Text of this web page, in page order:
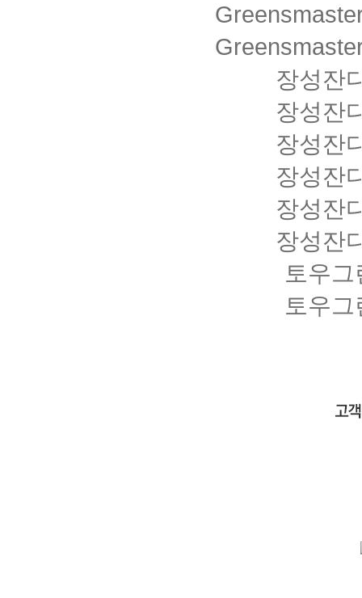
장성잔
장성잔
장성잔
장성잔
장성잔
장성잔
토우
토우